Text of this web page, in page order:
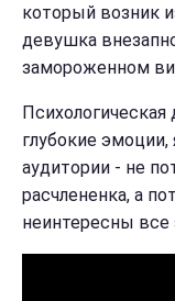
который возник
девушка
замороженном
глубокие эмоции,
аудитории - не
расчлененка, а
неинтересны